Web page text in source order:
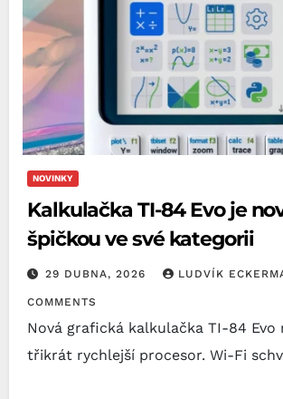
NOVINKY
Kalkulačka TI-84 Evo je
špičkou ve své kategorii
29 DUBNA, 2026 LUDVÍK
COMMENTS
Nová grafická kalkulačka TI-84 Evo
třikrát rychlejší procesor. Wi-Fi